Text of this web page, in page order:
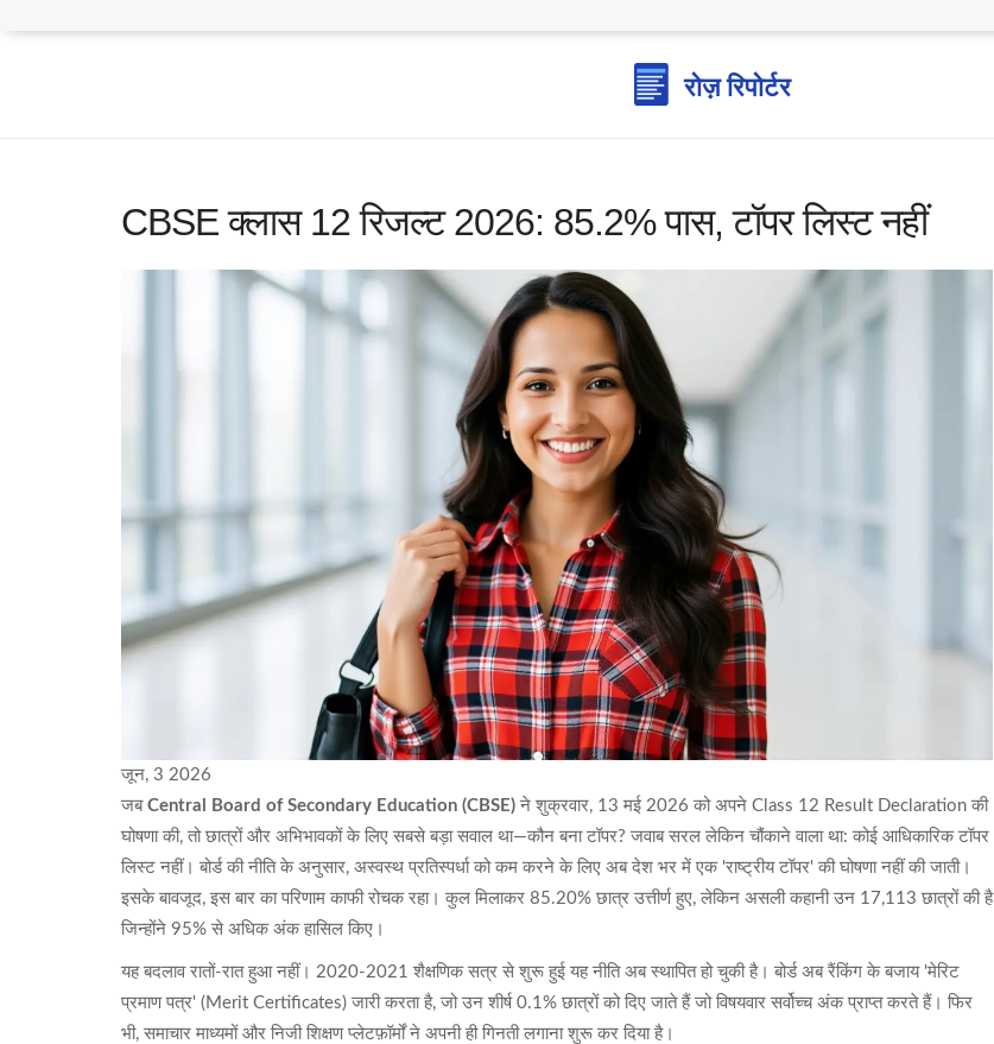
CBSE क्लास 12 रिजल्ट 2026: 85.2% पास, टॉपर लिस्ट नहीं
जून, 3 2026
जब Central Board of Secondary Education (CBSE) ने शुक्रवार, 13 मई 2026 को अपने Class 12 Result Declaration की
घोषणा की, तो छात्रों और अभिभावकों के लिए सबसे बड़ा सवाल था—कौन बना टॉपर? जवाब सरल लेकिन चौंकाने वाला था: कोई आधिकारिक टॉपर
लिस्ट नहीं। बोर्ड की नीति के अनुसार, अस्वस्थ प्रतिस्पर्धा को कम करने के लिए अब देश भर में एक 'राष्ट्रीय टॉपर' की घोषणा नहीं की जाती।
इसके बावजूद, इस बार का परिणाम काफी रोचक रहा। कुल मिलाकर 85.20% छात्र उत्तीर्ण हुए, लेकिन असली कहानी उन 17,113 छात्रों की है
जिन्होंने 95% से अधिक अंक हासिल किए।
यह बदलाव रातों-रात हुआ नहीं। 2020-2021 शैक्षणिक सत्र से शुरू हुई यह नीति अब स्थापित हो चुकी है। बोर्ड अब रैंकिंग के बजाय 'मेरिट
प्रमाण पत्र' (Merit Certificates) जारी करता है, जो उन शीर्ष 0.1% छात्रों को दिए जाते हैं जो विषयवार सर्वोच्च अंक प्राप्त करते हैं। फिर
भी, समाचार माध्यमों और निजी शिक्षण प्लेटफ़ॉर्मों ने अपनी ही गिनती लगाना शुरू कर दिया है।